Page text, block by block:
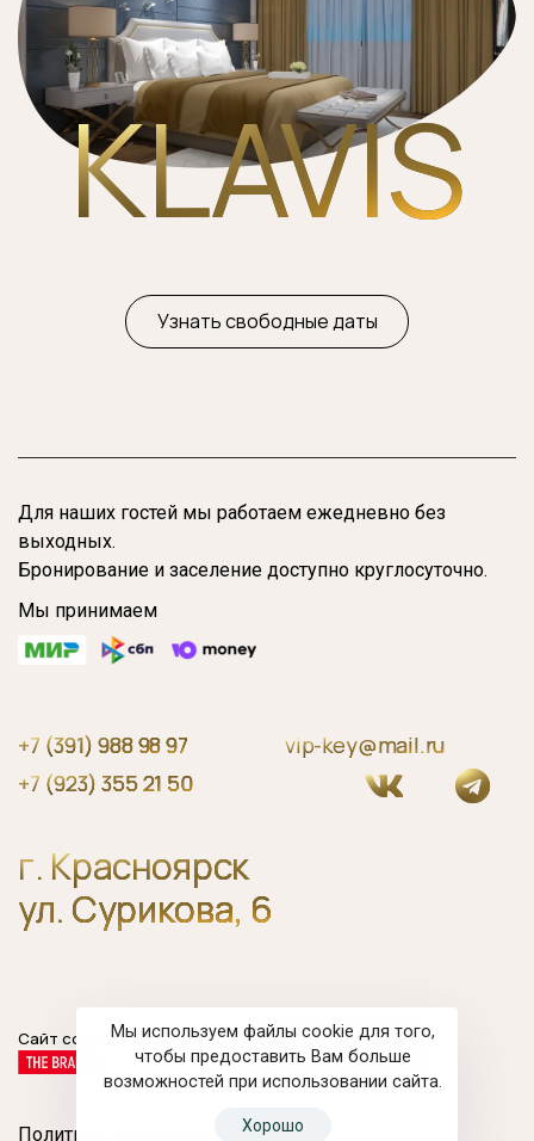
KLAVIS
Узнать свободные даты
Для наших гостей мы работаем ежедневно без
выходных.
Бронирование и заселение доступно круглосуточно.
Мы принимаем
+7 (391) 988 98 97
+7 (923) 355 21 50
vip-key@mail.ru
г. Красноярск
ул. Сурикова, 6
Сайт создан
Политика конфиденциальности
Мы используем файлы cookie для того,
чтобы предоставить Вам больше
возможностей при использовании сайта.
Хорошо